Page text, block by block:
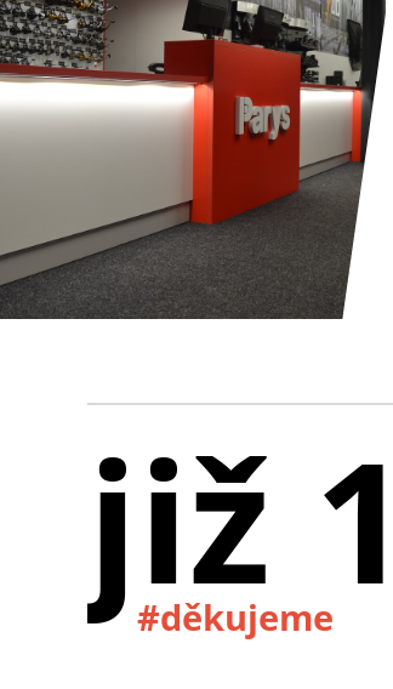
již
#děkujeme